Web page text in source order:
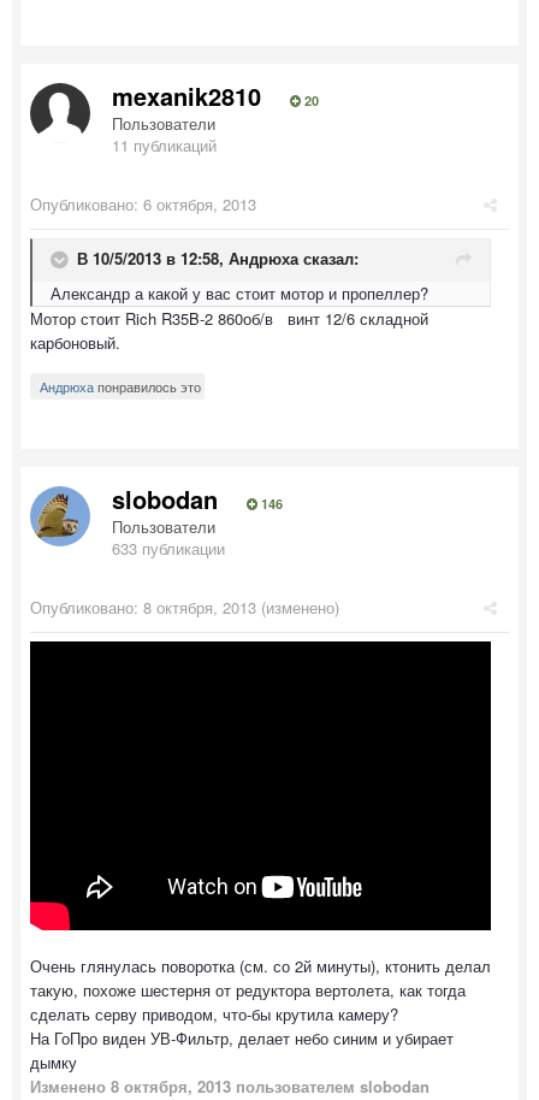
mexanik2810 20
Пользователи
11 публикаций
Опубликовано: 6 октября, 2013
В 10/5/2013 в 12:58, Андрюха сказал:
Александр а какой у вас стоит мотор и пропеллер?
Мотор стоит Rich R35B-2 860об/в винт 12/6 складной
карбоновый.
Андрюхапонравилось это
slobodan 146
Пользователи
633 публикации
Опубликовано: 8 октября, 2013 (изменено)
Очень глянулась поворотка (см. со 2й минуты), ктонить делал
такую, похоже шестерня от редуктора вертолета, как тогда
сделать серву приводом, что-бы крутила камеру?
На ГоПро виден УВ-Фильтр, делает небо синим и убирает
дымку
Изменено 8 октября, 2013 пользователем slobodan